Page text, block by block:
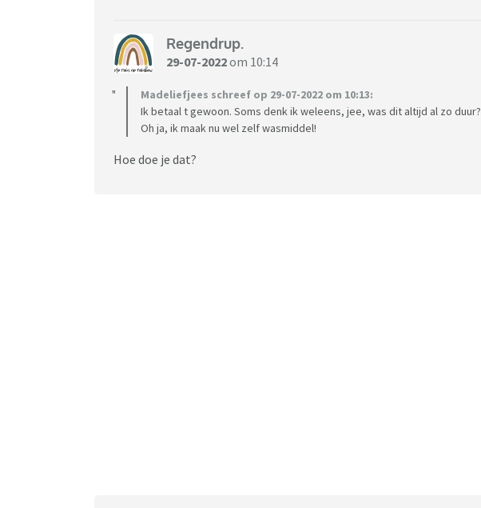
Regendrup.
29-07-2022om 10:14
Madeliefjees schreef op 29-07-2022 om 10:13:
Ik betaal t gewoon. Soms denk ik weleens, jee, was dit altijd al zo duur?
Oh ja, ik maak nu wel zelf wasmiddel!
Hoe doe je dat?